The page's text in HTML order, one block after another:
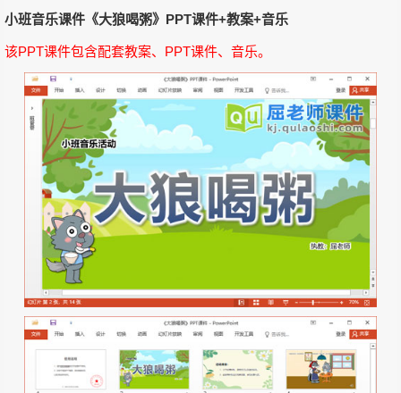
小班音乐课件《大狼喝粥》PPT课件+教案+音乐
该PPT课件包含配套教案、PPT课件、音乐。